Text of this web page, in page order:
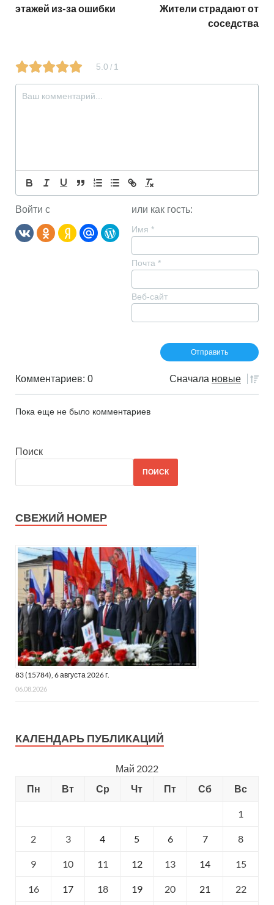
этажей из-за ошибки
Жители страдают от
соседства
5.0 / 1
Войти с или как гость:
Имя *
Почта *
Веб-сайт
Комментариев: 0 Сначала новые
Пока еще не было комментариев
Поиск
ПОИСК
СВЕЖИЙ НОМЕР
83 (15784), 6 августа 2026 г.
06.08.2026
КАЛЕНДАРЬ ПУБЛИКАЦИЙ
Май 2022
Пн
Вт Ср Чт Пт Сб Вс
1
2 3 4 5 6 7 8
9 10 11 12 13 14 15
16 17 18 19 20 21 22